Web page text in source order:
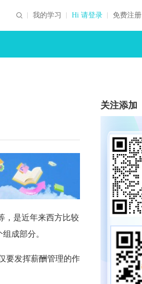
我的学习 Hi 请登录 免费注册
，是近年来西方比较
成部分。
要发挥薪酬管理的作
关注添加